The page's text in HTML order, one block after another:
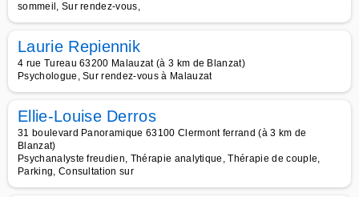
sommeil, Sur rendez-vous,
Laurie Repiennik
4 rue Tureau 63200 Malauzat (à 3 km de Blanzat)
Psychologue, Sur rendez-vous à Malauzat
Ellie-Louise Derros
31 boulevard Panoramique 63100 Clermont ferrand (à 3 km de
Blanzat)
Psychanalyste freudien, Thérapie analytique, Thérapie de couple,
Parking, Consultation sur